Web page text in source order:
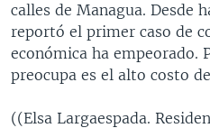
FORO [RADIO]
DEPORTIVO INTERNACIONAL
NOTA ECONÓMICA
Idiomas
calles de Managua. Desde
reportó el primer caso de
económica ha empeorado.
preocupa es el alto costo
((Elsa Largaespada.